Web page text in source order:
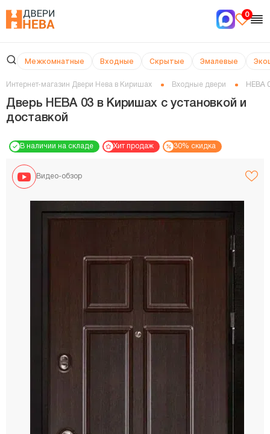
0
Межкомнатные Входные Скрытые Эмалевые
Интернет-магазин Двери Нева в Киришах Входные двери НЕВА
Дверь НЕВА 03 в Киришах с установкой и
доставкой
В наличии на складе Хит продаж 30% скидка
Видео-обзор